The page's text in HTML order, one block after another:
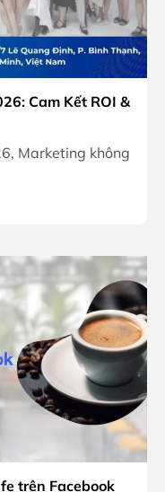
Cam Kết ROI &
Marketing không
trên Facebook